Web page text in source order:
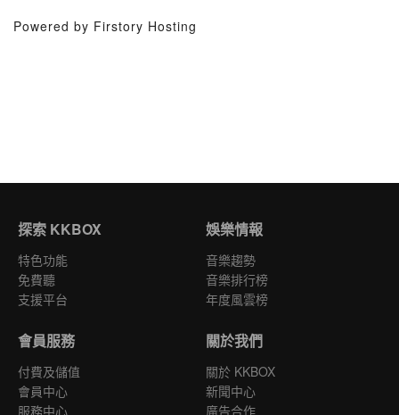
Powered by Firstory Hosting
探索 KKBOX
特色功能
免費聽
支援平台
娛樂情報
音樂趨勢
音樂排行榜
年度風雲榜
會員服務
付費及儲值
會員中心
服務中心
關於我們
關於 KKBOX
新聞中心
廣告合作